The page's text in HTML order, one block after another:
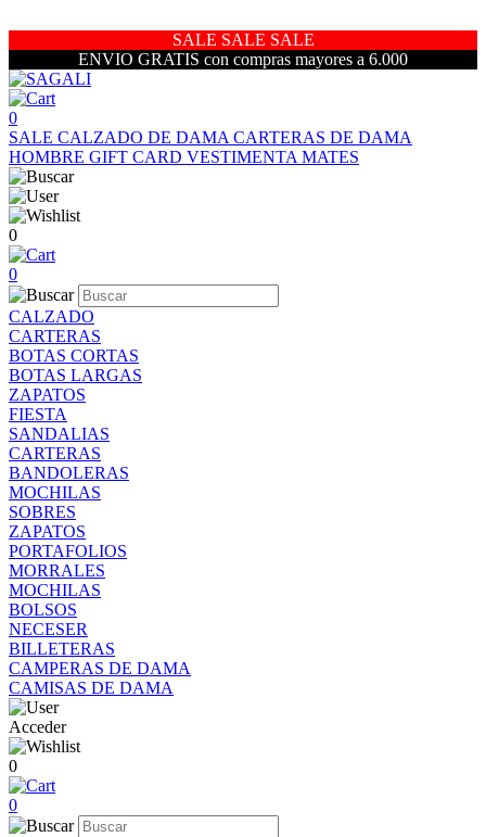
SALE SALE SALE
ENVIO GRATIS con compras mayores a 6.000
0
SALE CALZADO DE DAMA CARTERAS DE DAMA
HOMBRE GIFT CARD VESTIMENTA MATES
0
0
CALZADO
CARTERAS
BOTAS CORTAS
BOTAS LARGAS
ZAPATOS
FIESTA
SANDALIAS
CARTERAS
BANDOLERAS
MOCHILAS
SOBRES
ZAPATOS
PORTAFOLIOS
MORRALES
MOCHILAS
BOLSOS
NECESER
BILLETERAS
CAMPERAS DE DAMA
CAMISAS DE DAMA
Acceder
0
0